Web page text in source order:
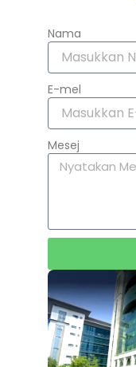
Nama
E-mel
Mesej